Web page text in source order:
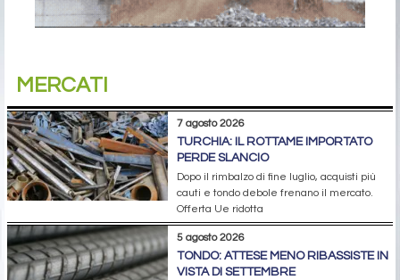
MERCATI
7 agosto 2026
TURCHIA: IL ROTTAME IMPORTATO
PERDE SLANCIO
Dopo il rimbalzo di fine luglio, acquisti più
cauti e tondo debole frenano il mercato.
Offerta Ue ridotta
5 agosto 2026
TONDO: ATTESE MENO RIBASSISTE IN
VISTA DI SETTEMBRE